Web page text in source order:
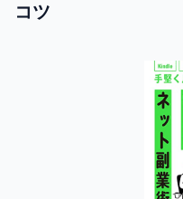
コツ